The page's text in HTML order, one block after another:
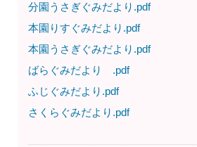
分園うさぎぐみだより.pdf
本園りすぐみだより.pdf
本園うさぎぐみだより.pdf
ばらぐみだより .pdf
ふじぐみだより.pdf
さくらぐみだより.pdf